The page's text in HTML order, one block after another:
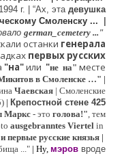
г. “Ах, эта девушка
Смоленску ...
german_cemetery ..."
останки генерала
первых русских
"на"или "не на" месте
в Смоленске …" |
Чаевская | Смоленские
| Крепостной стене 425
Маркс - это голова!", тем
ausgebranntes Viertel in
первые русские князья |
..." | Ну, мэров вроде